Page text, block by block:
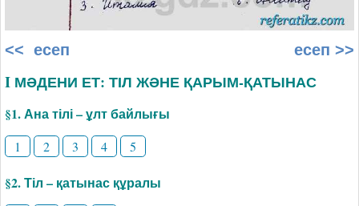
<< есеп есеп >>
I МӘДЕНИ ЕТ: ТІЛ ЖӘНЕ ҚАРЫМ-ҚАТЫНАС
§1. Ана тілі – ұлт байлығы
1 2 3 4 5
§2. Тіл – қатынас құралы